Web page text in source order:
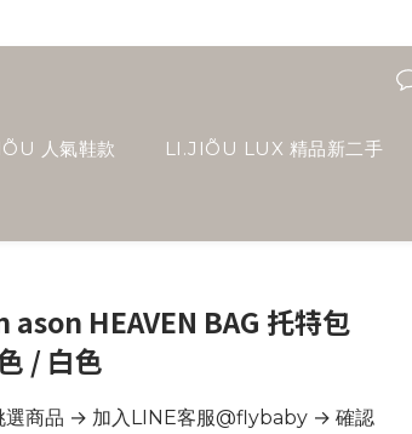
人氣鞋款 LI.JIÕU LUX 精品新二手
HEAVEN BAG 托特包
/ 白色
選商品 → 加入LINE客服@flybaby → 確認